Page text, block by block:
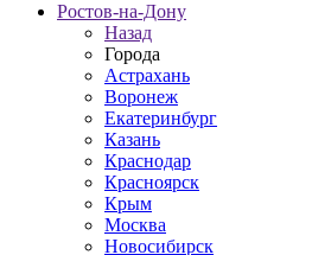
Ростов-на-Дону
Назад
Города
Астрахань
Воронеж
Екатеринбург
Казань
Краснодар
Красноярск
Крым
Москва
Новосибирск